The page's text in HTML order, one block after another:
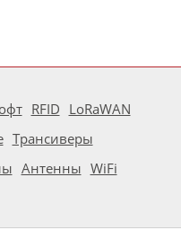
RFID LoRaWAN
Трансиверы
Антенны WiFi